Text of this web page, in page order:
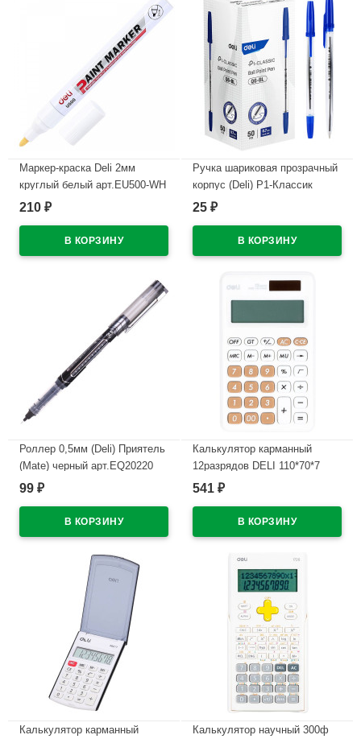
Маркер-краска Deli 2мм
круглый белый арт.EU500-WH
(Ст.12)
210 ₽
Ручка шариковая прозрачный
корпус (Deli) P1-Классик
(Classic) синий, 0,7мм
25 ₽
Роллер 0,5мм (Deli) Приятель
(Mate) черный арт.EQ20220
(Ст.12)
99 ₽
Калькулятор карманный
12разрядов DELI 110*70*7
(EM120WHITE) (Ст.1)
541 ₽
Калькулятор карманный
Калькулятор научный 300ф